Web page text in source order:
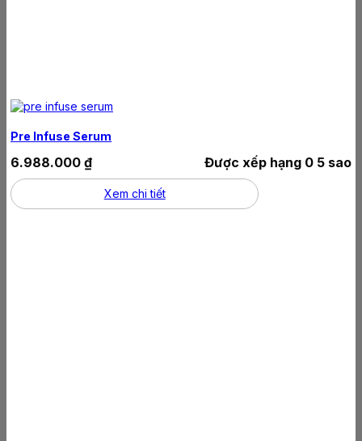
Pre Infuse Serum
Được xếp hạng 0 5 sao
6.988.000 ₫
Xem chi tiết